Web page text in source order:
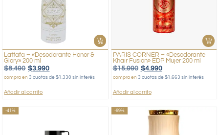
Lattafa – «Desodorante Honor &
Glory» 200 ml
$8.490 $3.990
compra en3 cuotas de $1.330 sin interés
Añadir al carrito
PARIS CORNER – «Desodorante
Khair Fusion» EDP Mujer 200 ml
$15.990 $4.990
compra en 3 cuotas de $1.663 sin interés
Añadir al carrito
-41% -69%